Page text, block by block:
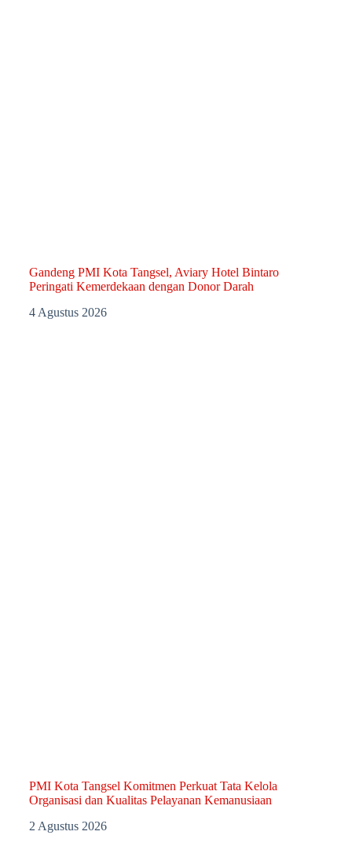
Gandeng PMI Kota Tangsel, Aviary Hotel Bintaro
Peringati Kemerdekaan dengan Donor Darah
4 Agustus 2026
PMI Kota Tangsel Komitmen Perkuat Tata Kelola
Organisasi dan Kualitas Pelayanan Kemanusiaan
2 Agustus 2026